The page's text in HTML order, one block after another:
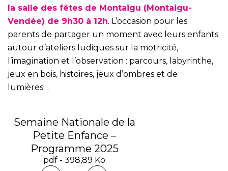
la salle des fêtes de Montaigu (Montaigu-
Vendée) de 9h30 à 12h. L’occasion pour les
parents de partager un moment avec leurs enfants
autour d’ateliers ludiques sur la motricité,
l’imagination et l’observation : parcours, labyrinthe,
jeux en bois, histoires, jeux d’ombres et de
lumières…
Semaine Nationale de la
Petite Enfance –
Programme 2025
pdf - 398,89 Ko